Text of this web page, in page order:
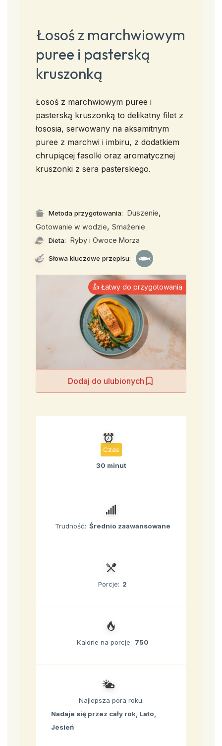
Łosoś z marchwiowym
puree i pasterską
kruszonką
Łosoś z marchwiowym puree i
pasterską kruszonką to delikatny filet z
łososia, serwowany na aksamitnym
puree z marchwi i imbiru, z dodatkiem
chrupiącej fasolki oraz aromatycznej
kruszonki z sera pasterskiego.
Metoda przygotowania: Duszenie,
Gotowanie w wodzie, Smażenie
Dieta: Ryby i Owoce Morza
Słowa kluczowe przepisu:
Dodaj do ulubionych
👍 Łatwy do przygotowania
Czas
30 minut
Trudność: Średnio zaawansowane
Porcje: 2
Kalorie na porcje: 750
Najlepsza pora roku:
Nadaje się przez cały rok, Lato,
Jesień